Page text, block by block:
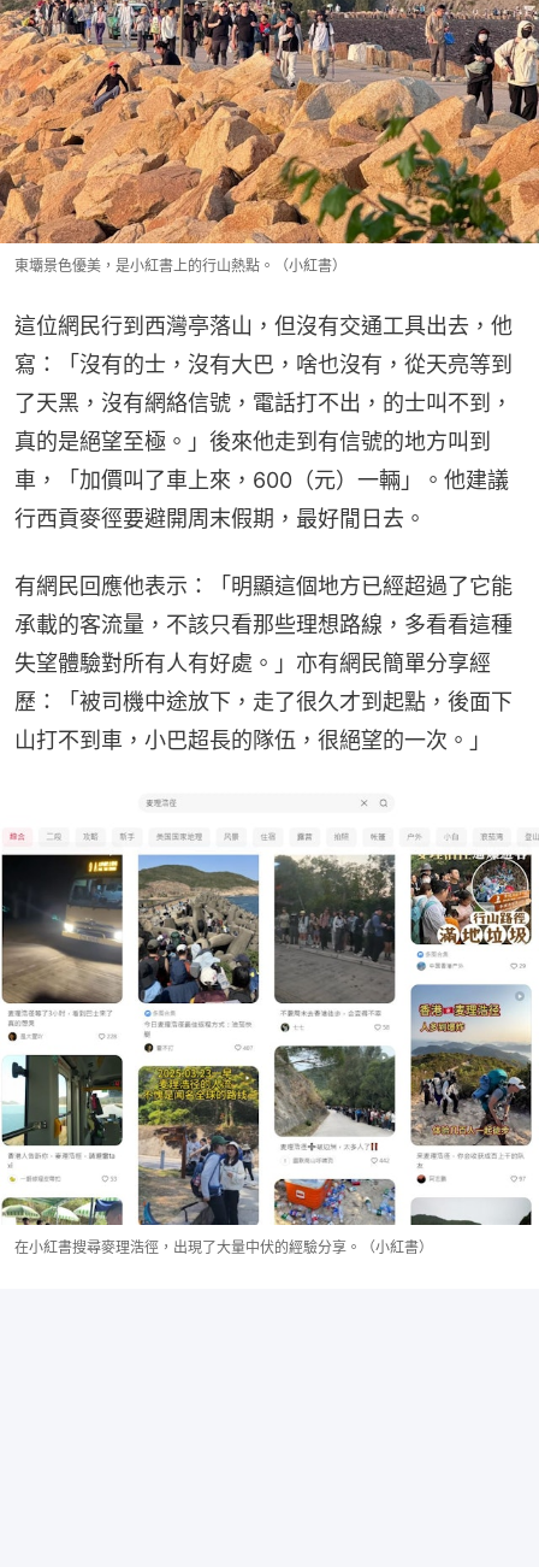
東壩景色優美，是小紅書上的行山熱點。（小紅書）
這位網民行到西灣亭落山，但沒有交通工具出去，他
寫：「沒有的士，沒有大巴，啥也沒有，從天亮等到
了天黑，沒有網絡信號，電話打不出，的士叫不到，
真的是絕望至極。」後來他走到有信號的地方叫到
車，「加價叫了車上來，600（元）一輛」。他建議
行西貢麥徑要避開周末假期，最好閒日去。
有網民回應他表示：「明顯這個地方已經超過了它能
承載的客流量，不該只看那些理想路線，多看看這種
失望體驗對所有人有好處。」亦有網民簡單分享經
歷：「被司機中途放下，走了很久才到起點，後面下
山打不到車，小巴超長的隊伍，很絕望的一次。」
在小紅書搜尋麥理浩徑，出現了大量中伏的經驗分享。（小紅書）